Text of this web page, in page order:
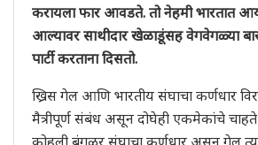
करायला फार आवडते. तो नेहमी भारतात
आल्यावर साथीदार खेळाडूंसह वेगवेगळ्या
पार्टी करताना दिसतो.
ख्रिस गेल आणि भारतीय संघाचा कर्णधार
मैत्रीपूर्ण संबंध असून दोघेही एकमेकांचे